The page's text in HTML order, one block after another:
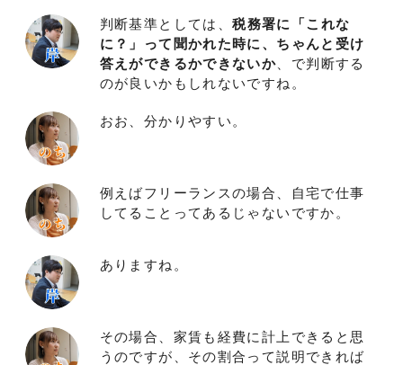
判断基準としては、税務署に「これな
に？」って聞かれた時に、ちゃんと受け
答えができるかできないか 、で判断する
のが良いかもしれないですね。
おお、分かりやすい。
例えばフリーランスの場合、自宅で仕事
してることってあるじゃないですか。
ありますね。
その場合、家賃も経費に計上できると思
うのですが、その割合って説明できれば